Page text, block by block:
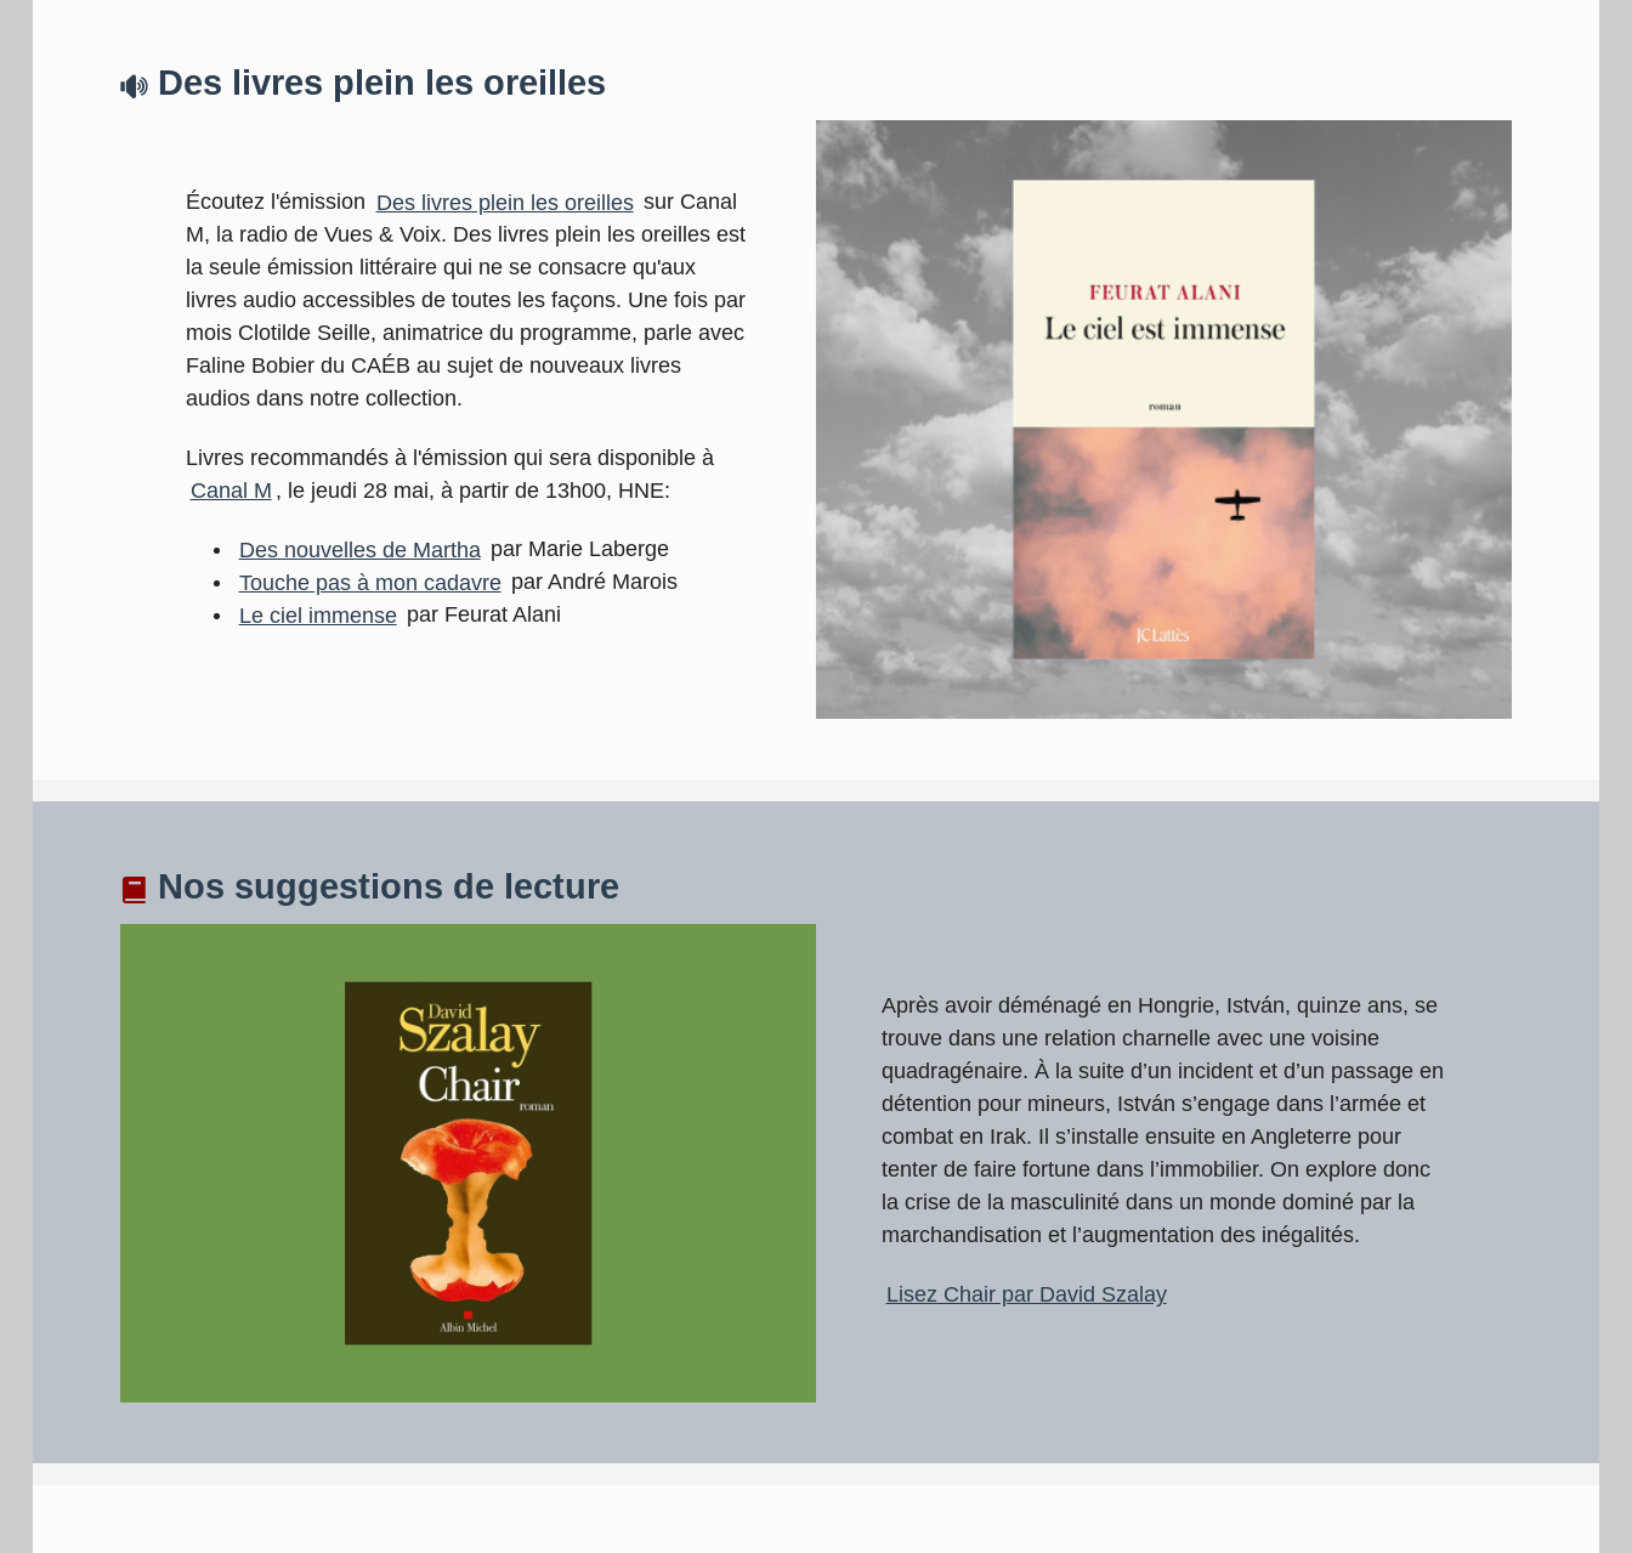
Des livres plein les oreilles
Écoutez l'émission Des livres plein les oreilles sur Canal
M, la radio de Vues & Voix. Des livres plein les oreilles est
la seule émission littéraire qui ne se consacre qu'aux
livres audio accessibles de toutes les façons. Une fois par
mois Clotilde Seille, animatrice du programme, parle avec
Faline Bobier du CAÉB au sujet de nouveaux livres
audios dans notre collection.
Livres recommandés à l'émission qui sera disponible à
Canal M , le jeudi 28 mai, à partir de 13h00, HNE:
Des nouvelles de Martha par Marie Laberge
Touche pas à mon cadavre par André Marois
Le ciel immense par Feurat Alani
Nos suggestions de lecture
Après avoir déménagé en Hongrie, István, quinze ans, se
trouve dans une relation charnelle avec une voisine
quadragénaire. À la suite d’un incident et d’un passage en
détention pour mineurs, István s’engage dans l’armée et
combat en Irak. Il s’installe ensuite en Angleterre pour
tenter de faire fortune dans l’immobilier. On explore donc
la crise de la masculinité dans un monde dominé par la
marchandisation et l’augmentation des inégalités.
Lisez Chair par David Szalay